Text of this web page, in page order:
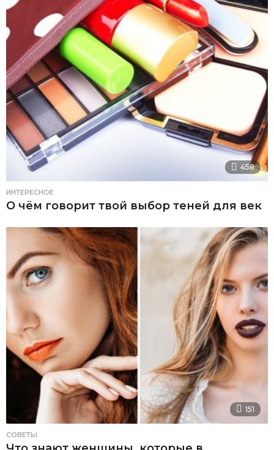
458
ИНТЕРЕСНОЕ
О чём говорит твой выбор теней для век
151
СОВЕТЫ